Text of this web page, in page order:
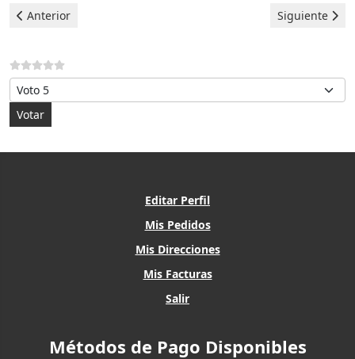
Artículo anterior: Midea Aire Acondicionado - Error ED
Anterior Artículo
Siguiente
Por favor, vote
Editar Perfil
Mis Pedidos
Mis Direcciones
Mis Facturas
Salir
Métodos de Pago Disponibles